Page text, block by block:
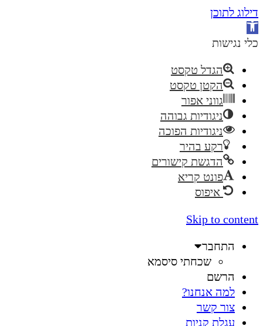
דילוג לתוכן
פתח
סרגל
כלי נגישות
הגדל טקסט
הקטן טקסט
גווני אפור
ניגודיות גבוהה
ניגודיות הפוכה
רקע בהיר
הדגשת קישורים
פונט קריא
איפוס
Skip to content
התחבר
שכחתי סיסמא
הרשם
למה אנחנו?
צור קשר
עגלת קניות